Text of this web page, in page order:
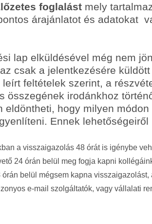
foglalást mely
árajánlatot és adatokat
lap elküldésével még nem
csak a jelentkezésére
leírt feltételek szerint, a
összegének irodánkhoz
eldöntheti, hogy milyen
Ennek lehetőségeiről
a visszaigazolás 48 órát is igénybe
24 órán belül meg fogja kapni
belül mégsem kapna
e-mail szolgáltatók, vagy vállalati